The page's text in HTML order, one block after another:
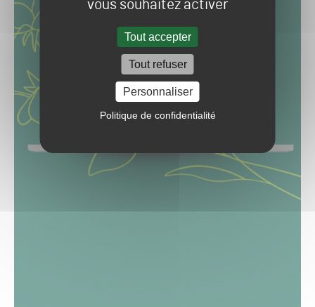
vous souhaitez activer
Tout accepter
Tout refuser
Personnaliser
Politique de confidentialité